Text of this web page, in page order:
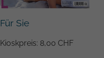
Für Sie
Kioskpreis: 8,00 CHF